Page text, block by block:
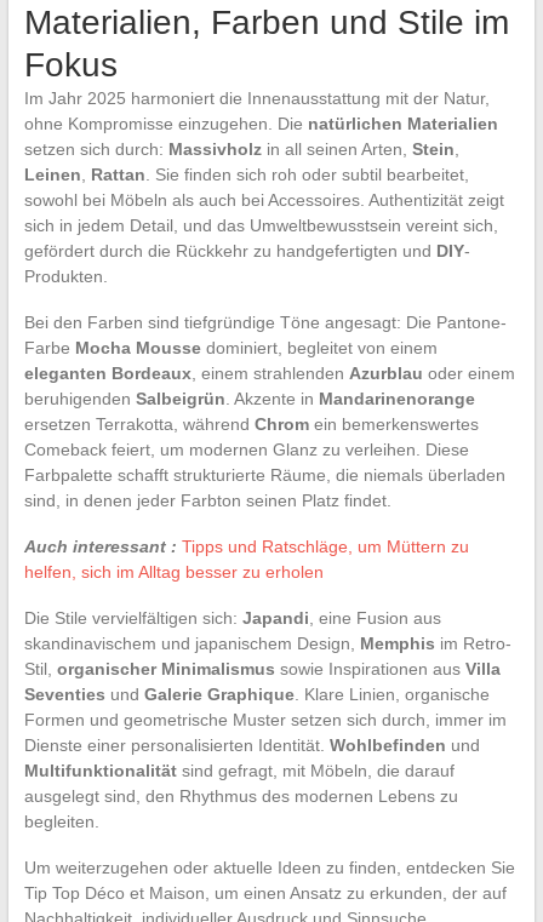
Materialien, Farben und Stile im
Fokus
Im Jahr 2025 harmoniert die Innenausstattung mit der Natur,
ohne Kompromisse einzugehen. Die natürlichen Materialien
setzen sich durch: Massivholzin all seinen Arten, Stein
Leinen
Rattan . Sie finden sich roh oder subtil bearbeitet,
sowohl bei Möbeln als auch bei Accessoires. Authentizität zeigt
sich in jedem Detail, und das Umweltbewusstsein vereint sich,
gefördert durch die Rückkehr zu handgefertigten und DIY-
Produkten.
Bei den Farben sind tiefgründige Töne angesagt: Die Pantone-
Farbe Mocha Moussedominiert, begleitet von einem
eleganten Bordeaux, einem strahlenden Azurblau oder einem
beruhigenden Salbeigrün . Akzente in Mandarinenorange
ersetzen Terrakotta, während Chromein bemerkenswertes
Comeback feiert, um modernen Glanz zu verleihen. Diese
Farbpalette schafft strukturierte Räume, die niemals überladen
sind, in denen jeder Farbton seinen Platz findet.
Auch interessant : Tipps und Ratschläge, um Müttern zu
helfen, sich im Alltag besser zu erholen
Die Stile vervielfältigen sich: Japandi , eine Fusion aus
skandinavischem und japanischem Design, Memphis im Retro-
Stil, organischer Minimalismus sowie Inspirationen aus Villa
Seventies und Galerie Graphique. Klare Linien, organische
Formen und geometrische Muster setzen sich durch, immer im
Dienste einer personalisierten Identität. Wohlbefinden und
Multifunktionalitätsind gefragt, mit Möbeln, die darauf
ausgelegt sind, den Rhythmus des modernen Lebens zu
begleiten.
Um weiterzugehen oder aktuelle Ideen zu finden, entdecken Sie
Tip Top Déco et Maison, um einen Ansatz zu erkunden, der auf